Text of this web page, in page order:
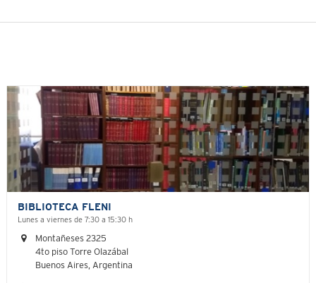
BIBLIOTECA FLENI
Lunes a viernes de 7:30 a 15:30 h
Montañeses 2325
4to piso Torre Olazábal
Buenos Aires, Argentina